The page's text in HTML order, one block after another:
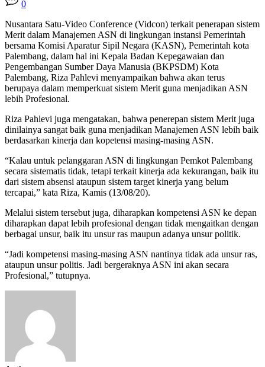
0
Nusantara Satu-Video Conference (Vidcon) terkait penerapan sistem
Merit dalam Manajemen ASN di lingkungan instansi Pemerintah
bersama Komisi Aparatur Sipil Negara (KASN), Pemerintah kota
Palembang, dalam hal ini Kepala Badan Kepegawaian dan
Pengembangan Sumber Daya Manusia (BKPSDM) Kota
Palembang, Riza Pahlevi menyampaikan bahwa akan terus
berupaya dalam memperkuat sistem Merit guna menjadikan ASN
lebih Profesional.
Riza Pahlevi juga mengatakan, bahwa penerepan sistem Merit juga
dinilainya sangat baik guna menjadikan Manajemen ASN lebih baik
berdasarkan kinerja dan kopetensi masing-masing ASN.
“Kalau untuk pelanggaran ASN di lingkungan Pemkot Palembang
secara sistematis tidak, tetapi terkait kinerja ada kekurangan, baik itu
dari sistem absensi ataupun sistem target kinerja yang belum
tercapai,” kata Riza, Kamis (13/08/20).
Melalui sistem tersebut juga, diharapkan kompetensi ASN ke depan
diharapkan dapat lebih profesional dengan tidak mengaitkan dengan
berbagai unsur, baik itu unsur ras maupun adanya unsur politik.
“Jadi kompetensi masing-masing ASN nantinya tidak ada unsur ras,
ataupun unsur politis. Jadi bergeraknya ASN ini akan secara
Profesional,” tutupnya.